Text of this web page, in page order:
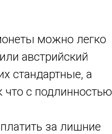
можно легко
австрийский
стандартные, а
с подлинностью
за лишние